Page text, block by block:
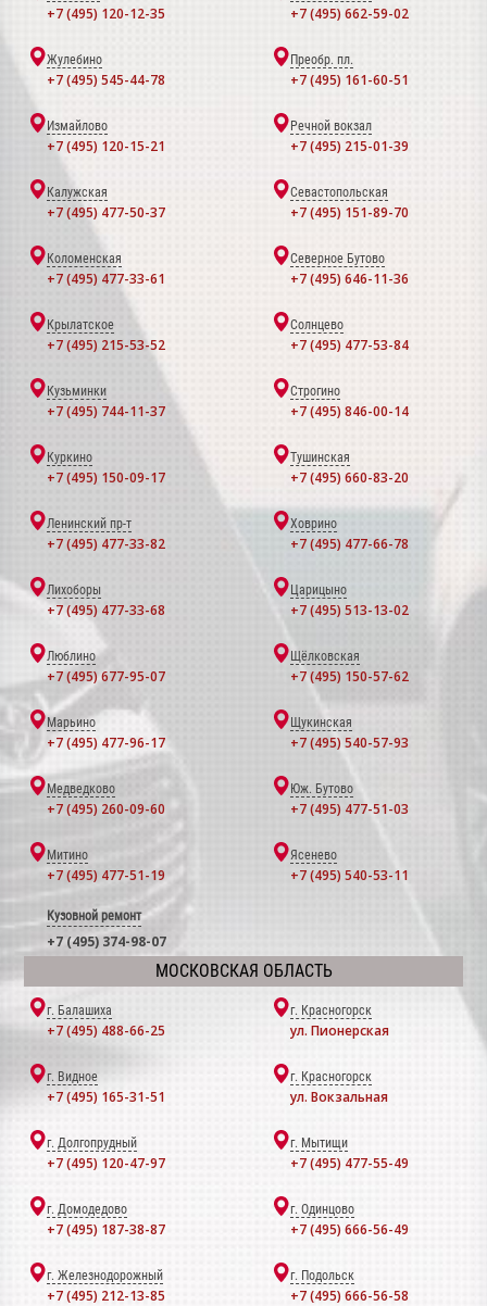
+7 (495) 120-12-35 +7 (495) 662-59-02
Жулебино
+7 (495) 545-44-78
Преобр. пл.
+7 (495) 161-60-51
Измайлово
+7 (495) 120-15-21
Речной вокзал
+7 (495) 215-01-39
Калужская
+7 (495) 477-50-37
Севастопольская
+7 (495) 151-89-70
Коломенская
+7 (495) 477-33-61
Северное Бутово
+7 (495) 646-11-36
Крылатское
+7 (495) 215-53-52
Солнцево
+7 (495) 477-53-84
Кузьминки
+7 (495) 744-11-37
Строгино
+7 (495) 846-00-14
Куркино
+7 (495) 150-09-17
Тушинская
+7 (495) 660-83-20
Ленинский пр-т
+7 (495) 477-33-82
Ховрино
+7 (495) 477-66-78
Лихоборы
+7 (495) 477-33-68
Царицыно
+7 (495) 513-13-02
Люблино
+7 (495) 677-95-07
Щёлковская
+7 (495) 150-57-62
Марьино
+7 (495) 477-96-17
Щукинская
+7 (495) 540-57-93
Медведково
+7 (495) 260-09-60
Юж. Бутово
+7 (495) 477-51-03
Митино
+7 (495) 477-51-19
Ясенево
+7 (495) 540-53-11
Кузовной ремонт
+7 (495) 374-98-07
МОСКОВСКАЯ ОБЛАСТЬ
г. Балашиха
+7 (495) 488-66-25
г. Красногорск
ул. Пионерская
г. Видное
+7 (495) 165-31-51
г. Красногорск
ул. Вокзальная
г. Долгопрудный
+7 (495) 120-47-97
г. Мытищи
+7 (495) 477-55-49
г. Домодедово
+7 (495) 187-38-87
г. Одинцово
+7 (495) 666-56-49
г. Железнодорожный
+7 (495) 212-13-85
г. Подольск
+7 (495) 666-56-58